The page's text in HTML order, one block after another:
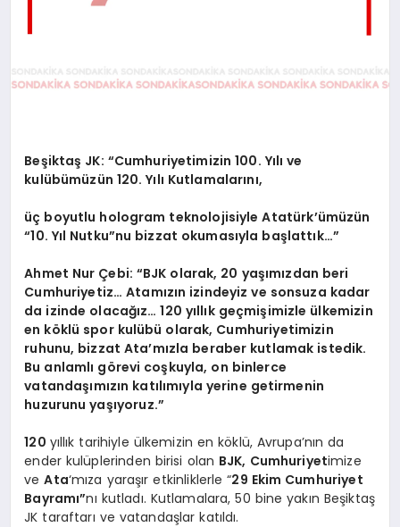
TEKNOLOJI
Beşiktaş JK: “Cumhuriyetimizin 100. Yılı ve
kulübümüzün 120. Yılı Kutlamalarını,
üç boyutlu hologram teknolojisiyle Atatürk’ümüzün
“10. Yıl Nutku”nu bizzat okumasıyla başlattık…”
Ahmet Nur Çebi: “BJK olarak, 20 yaşımızdan beri
Cumhuriyetiz… Atamızın izindeyiz ve sonsuza kadar
da izinde olacağız… 120 yıllık geçmişimizle ülkemizin
en köklü spor kulübü olarak, Cumhuriyetimizin
ruhunu, bizzat Ata’mızla beraber kutlamak istedik.
Bu anlamlı görevi coşkuyla, on binlerce
vatandaşımızın katılımıyla yerine getirmenin
huzurunu yaşıyoruz.”
120 yıllık tarihiyle ülkemizin en köklü, Avrupa’nın da
ender kulüplerinden birisi olan BJK, Cumhuriyetimize
veAta‘mıza yaraşır etkinliklerle “29 Ekim Cumhuriyet
Bayramı”nı kutladı. Kutlamalara, 50 bine yakın Beşiktaş
JK taraftarı ve vatandaşlar katıldı.